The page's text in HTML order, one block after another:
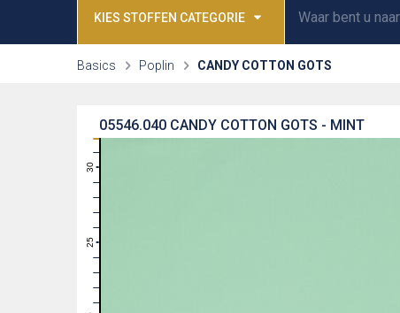
KIES STOFFEN CATEGORIE
Basics Poplin CANDY COTTON GOTS
CANDY COTTON GOTS - MINT
05546.040
21
22
23
24
25
26
27
28
29
30